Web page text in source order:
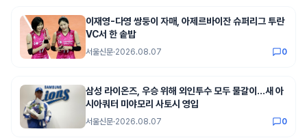
이재영-다영 쌍둥이 자매, 아제르바이잔 슈퍼리그 투란
VC서 한 솥밥
서울신문·2026.08.07 0
삼성 라이온즈, 우승 위해 외인투수 모두 물갈이...새 아
시아쿼터 미야모리 사토시 영입
서울신문·2026.08.07 0